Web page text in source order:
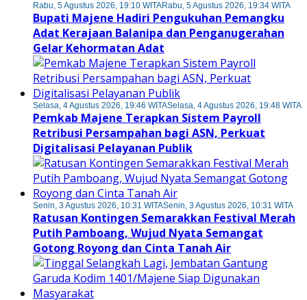
Rabu, 5 Agustus 2026, 19:10 WITARabu, 5 Agustus 2026, 19:34 WITA
Bupati Majene Hadiri Pengukuhan Pemangku
Adat Kerajaan Balanipa dan Penganugerahan
Gelar Kehormatan Adat
Selasa, 4 Agustus 2026, 19:46 WITASelasa, 4 Agustus 2026, 19:48 WITA
Pemkab Majene Terapkan Sistem Payroll
Retribusi Persampahan bagi ASN, Perkuat
Digitalisasi Pelayanan Publik
Senin, 3 Agustus 2026, 10:31 WITASenin, 3 Agustus 2026, 10:31 WITA
Ratusan Kontingen Semarakkan Festival Merah
Putih Pamboang, Wujud Nyata Semangat
Gotong Royong dan Cinta Tanah Air